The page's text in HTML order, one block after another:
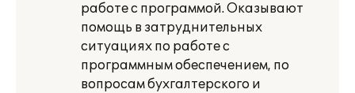
работе с программой. Оказывают
помощь в затруднительных
ситуациях по работе с
программным обеспечением, по
вопросам бухгалтерского и